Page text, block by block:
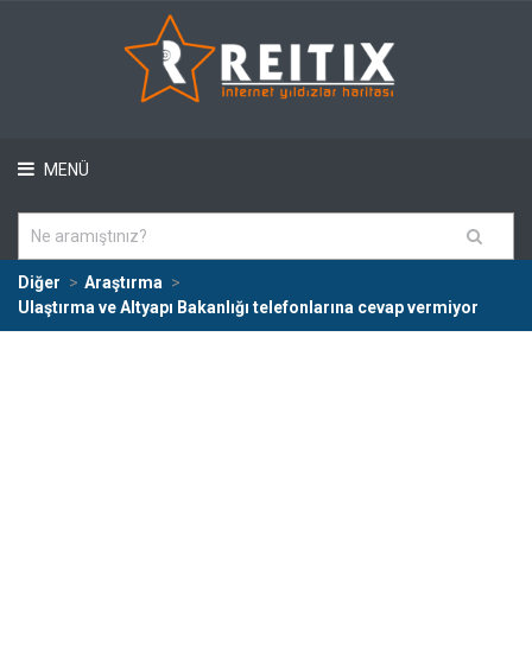
MENÜ
Diğer
Araştırma
Ulaştırma ve Altyapı Bakanlığı telefonlarına cevap vermiyor